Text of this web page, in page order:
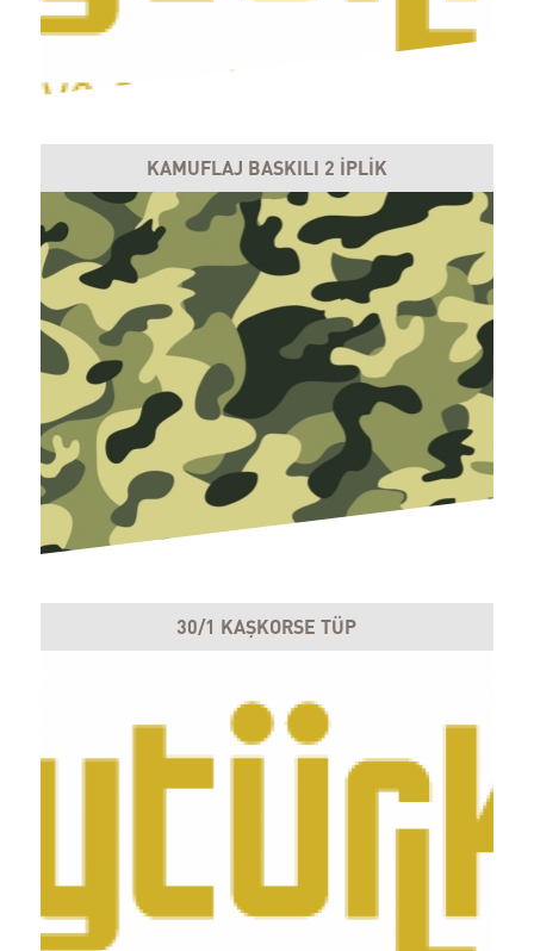
KAMUFLAJ BASKILI 2 İPLİK
30/1 KAŞKORSE TÜP